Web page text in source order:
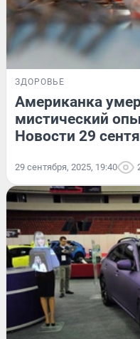
ЗДОРОВЬЕ
Американка
мистический
Новости 29
29 сентября, 2025, 19:40